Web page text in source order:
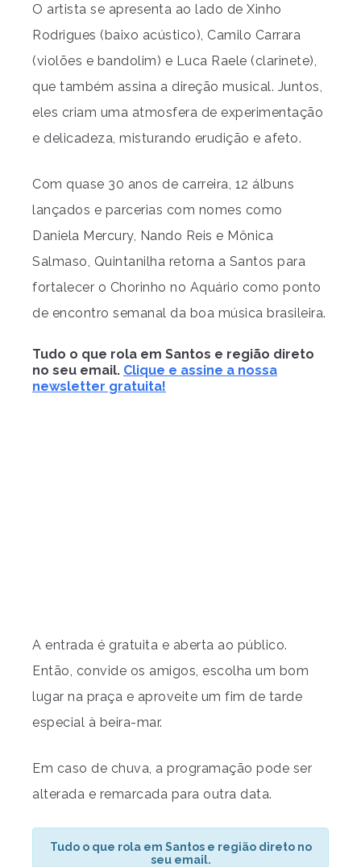
O artista se apresenta ao lado de Xinho
Rodrigues (baixo acústico), Camilo Carrara
(violões e bandolim) e Luca Raele (clarinete),
que também assina a direção musical. Juntos,
eles criam uma atmosfera de experimentação
e delicadeza, misturando erudição e afeto.
Com quase 30 anos de carreira, 12 álbuns
lançados e parcerias com nomes como
Daniela Mercury, Nando Reis e Mônica
Salmaso, Quintanilha retorna a Santos para
fortalecer o Chorinho no Aquário como ponto
de encontro semanal da boa música brasileira.
Tudo o que rola em Santos e região direto
no seu email. Clique e assine a nossa
newsletter gratuita!
A entrada é gratuita e aberta ao público.
Então, convide os amigos, escolha um bom
lugar na praça e aproveite um fim de tarde
especial à beira-mar.
Em caso de chuva, a programação pode ser
alterada e remarcada para outra data.
Tudo o que rola em Santos e região direto no
seu email.